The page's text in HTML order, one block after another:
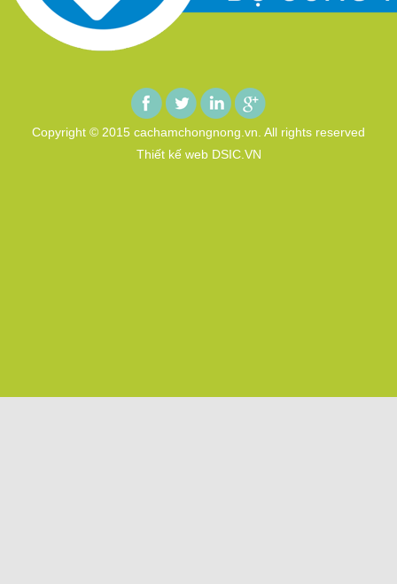
Copyright © 2015 cachamchongnong.vn. All rights reserved
Thiết kế web DSIC.VN